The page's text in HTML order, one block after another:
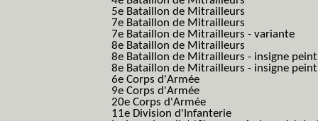
5e Bataillon de Mitrailleurs
7e Bataillon de Mitrailleurs
7e Bataillon de Mitrailleurs - variante
8e Bataillon de Mitrailleurs
8e Bataillon de Mitrailleurs - insigne peint
8e Bataillon de Mitrailleurs - insigne
6e Corps d'Armée
9e Corps d'Armée
20e Corps d'Armée
11e Division d'Infanterie